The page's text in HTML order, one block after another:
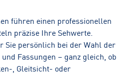
führen einen professionellen
präzise Ihre Sehwerte.
Sie persönlich bei der Wahl der
Fassungen – ganz gleich, ob
, Gleitsicht- oder